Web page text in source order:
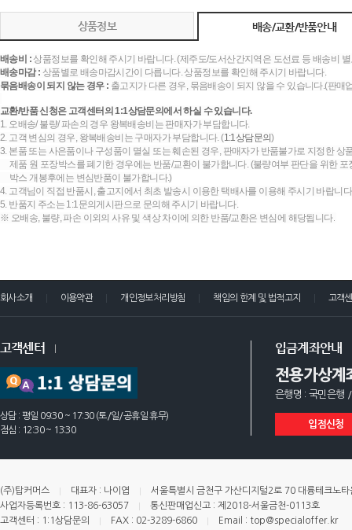
상품정보 배송/교환/반품안내
배송비 :상품정보를 확인해 주시기 바랍니다. (제주도/도서산간지역은 도선료 등 배송비
배송마감 : 상품별로 배송마감시간이 다릅니다. 상품정보를 확인해 주시기 바랍니다.
묶음배송이 되지 않는 경우 : 출고지가 다른 경우, 묶음배송이 되지 않을 수 있습니다.(판
교환/반품 신청은 고객센터의 1:1상담문의에서 하실 수 있습니다.
1. 오배송/ 불량/ 파손의 경우 왕복배송비는 판매자가 부담합니다.
2. 고객 변심의 경우, 왕복배송비는 구매자가 부담합니다. (1:1상담문의)
3. 본품 또는 사은품이나 구성품이 멸실 또는 훼손된 경우, 판매자가 반품불가로 지정한 상
제품 원 포장박스를 폐기한 경우에는 반품/교환이 불가합니다. (불량여부 판단을 위한
박스 개봉후에는 변심반품이 불가합니다.)
4. 고객님이 직접 반품시, 출고지에서 최초 발송시 이용한 택배사를 이용해 주시기 바랍니
5. 반품지 주소는 1:1문의게시판으로 문의해 주시기 바랍니다.
※ 오배송, 불량, 파손 이외의 사유 및 색상 차이에 의한 반품/교환은 변심에 해당됩니다.
회사소개 이용약관 개인정보처리방침 책임의 한계 및 법적고지 고객
고객센터
상담 : 평일 09:30 ~ 17:30 (토/일/공휴일 휴무)
점심 : 12:30 ~ 13:30
입금계좌안내
전용가상계
은행명 : 국민은행
입점신청
(주)탑커머스 대표자 : 나이엽
서울특별시 금천구 가산디지털2로 70 대륭테크노
사업자등록번호 : 113-86-63057
통신판매업신고 : 제2018-서울금천-0113호
고객센터 : 1:1상담문의
FAX : 02-3289-6860
Email : top@specialoffer.kr